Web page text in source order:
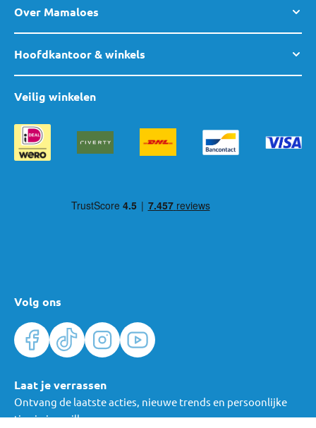
Over Mamaloes
Hoofdkantoor & winkels
Volg ons
Veilig winkelen
Laat je verrassen
Ontvang de laatste acties, nieuwe trends en persoonlijke
tips in je mailbox.